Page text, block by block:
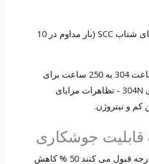
علاوه بر این, در تست های شتاب SCC (بار مداوم در 10
زمان شکست از 100 ساعت 304 به 250 ساعت برای
304L و 300 ساعت برای 304N - تظاهرات مزایای
کم و نیتروژن.
هر سه درجه قبول می کنند 50 % کاهش